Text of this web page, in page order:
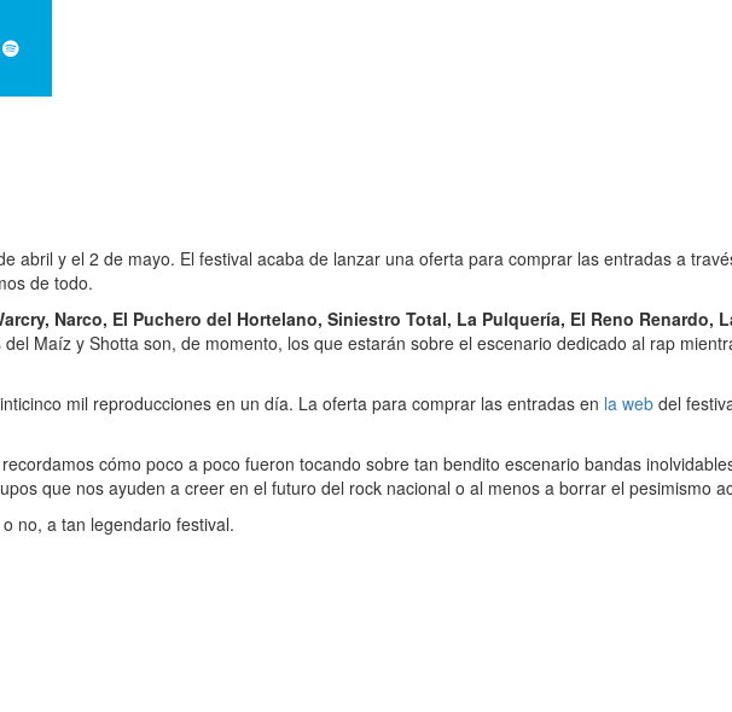
abril y el 2 de mayo. El festival acaba de lanzar una oferta para comprar las entradas a
de todo.
Narco, El Puchero del Hortelano, Siniestro Total, La Pulquería, El Reno Renardo,
del Maíz y Shotta son, de momento, los que estarán sobre el escenario dedicado al rap
mil reproducciones en un día. La oferta para comprar las entradas en la web del
cómo poco a poco fueron tocando sobre tan bendito escenario bandas
que nos ayuden a creer en el futuro del rock nacional o al menos a borrar el pesimismo
no, a tan legendario festival.